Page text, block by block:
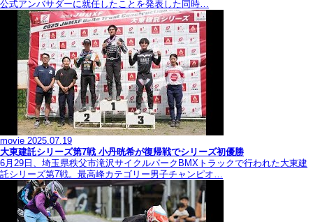
公式アンバサダーに就任したことを発表した同時…
movie 2025.07.19
大東建託シリーズ第7戦 ⼩丹晄希が復帰戦でシリーズ初優勝
6月29日、埼玉県秩父市滝沢サイクルパークBMXトラックで行われた大東建
託シリーズ第7戦。最高峰カテゴリー男子チャンピオ…